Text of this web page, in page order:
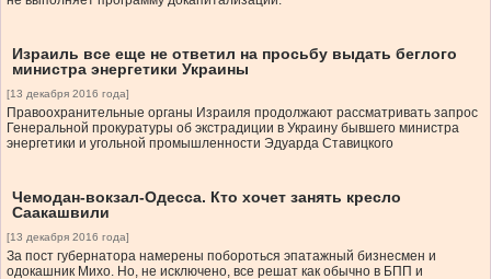
Израиль все еще не ответил на просьбу выдать беглого
министра энергетики Украины
[13 декабря 2016 года]
Правоохранительные органы Израиля продолжают рассматривать запрос
Генеральной прокуратуры об экстрадиции в Украину бывшего министра
энергетики и угольной промышленности Эдуарда Ставицкого
Чемодан-вокзал-Одесса. Кто хочет занять кресло
Саакашвили
[13 декабря 2016 года]
За пост губернатора намерены побороться эпатажный бизнесмен и
одокашник Михо. Но, не исключено, все решат как обычно в БПП и